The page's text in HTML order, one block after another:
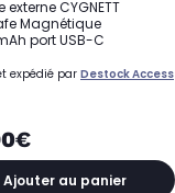
externe CYGNETT
Magnétique
port USB-C
expédié par Destock Access
Ajouter au panier